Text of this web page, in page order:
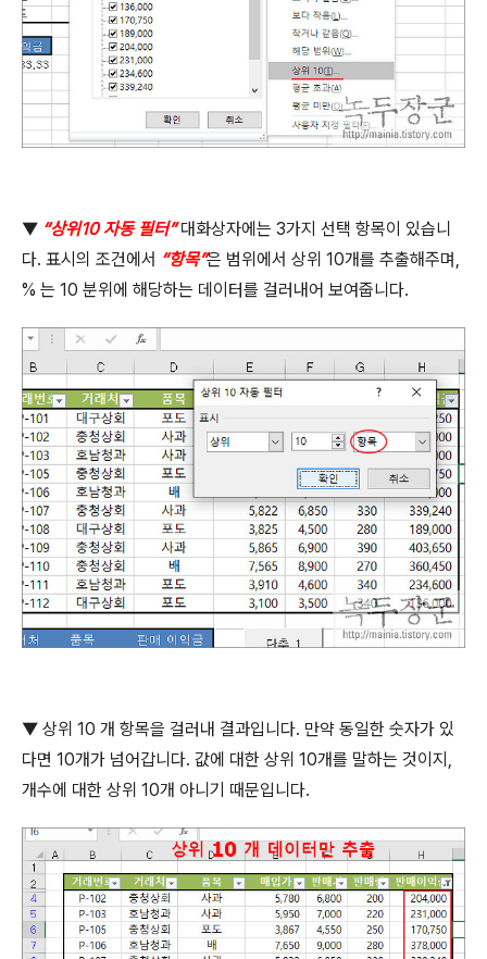
▼ “상위10자동 필터” 대화상자에는 3가지 선택 항목이 있습니
다. 표시의 조건에서 “항목”은 범위에서 상위 10개를 추출해주며,
% 는 10 분위에 해당하는 데이터를 걸러내어 보여줍니다.
▼ 상위 10 개 항목을 걸러내 결과입니다. 만약 동일한 숫자가 있
다면 10개가 넘어갑니다. 값에 대한 상위 10개를 말하는 것이지 ,
개수에 대한 상위 10개 아니기 때문입니다.